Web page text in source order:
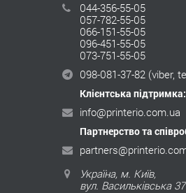
044-356-55-05
057-782-55-05
066-151-55-05
096-451-55-05
073-751-55-05
098-081-37-82 (viber,
Клієнтська підтримка:
info@printerio.com.ua
Партнерство та
Україна, м. Київ,
вул. Васильківська